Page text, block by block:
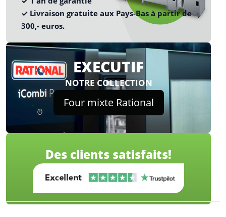
✓ Livraison gratuite aux Pays-Bas à partir de
300,- euros.
EXECUTIF
NOTRE COLLECTION
Four mixte Rational
Des clients satisfaits!